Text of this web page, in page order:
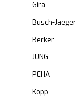
Gira
Busch-Jaeger
Berker
JUNG
PEHA
Kopp